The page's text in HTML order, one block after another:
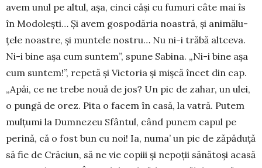
avem unul pe altul, așa, cinci căși cu fumuri câte mai îs
în Modolești… Și avem gospodăria noastră, și animălu­
țele noastre, și mun­tele nostru… Nu ni-i trăbă altceva.
Ni-i bine așa cum sun­tem”, spune Sabina. „Ni-i bine așa
cum sun­tem!”, repetă și Victoria și mișcă încet din cap.
„Apăi, ce ne trebe nouă de jos? Un pic de za­har, un ulei,
o pun­gă de orez. Pita o facem în casă, la va­tră. Putem
mul­țumi la Dumnezeu Sfân­tul, când pu­nem capul pe
perină, că o fost bun cu noi! Ia, numa’ un pic de zăpăduță
să fie de Crăciun, să ne vie copiii și nepoții sănă­toși acasă